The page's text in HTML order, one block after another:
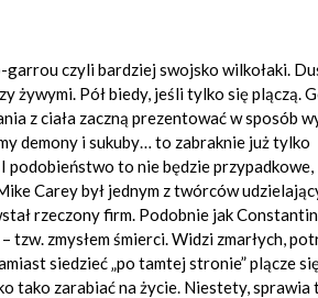
czyli bardziej swojsko wilkołaki.
żywymi. Pół biedy, jeśli tylko się plączą.
z ciała zaczną prezentować w sposób
demony i sukuby… to zabraknie już tylko
podobieństwo to nie będzie przypadkowe,
Carey był jednym z twórców
rzeczony firm. Podobnie jak
tzw. zmysłem śmierci. Widzi zmarłych,
siedzieć „po tamtej stronie” plącze
tako zarabiać na życie. Niestety, sprawia